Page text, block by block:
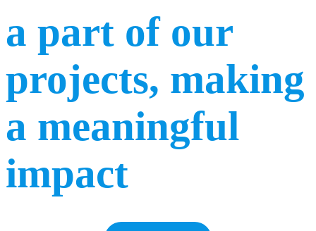
a part of our
projects, making
a meaningful
impact